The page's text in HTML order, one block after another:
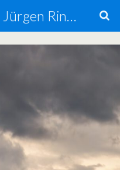
MovingCamera | Jürgen Ringmann, Mario Carta